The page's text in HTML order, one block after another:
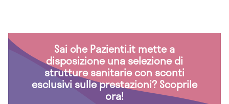
Sai che Pazienti.it mette a
disposizione una selezione di
strutture sanitarie con sconti
esclusivi sulle prestazioni? Scoprile
ora!